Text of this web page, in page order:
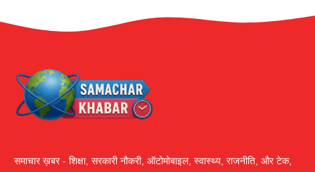
समाचार ख़बर - शिक्षा, सरकारी नौकरी, ऑटोमोबाइल, स्वास्थ्य, राजनीति, और टेक,